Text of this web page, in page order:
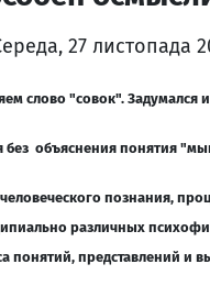
27 листопада
слово "совок". Задумался и
без объяснения понятия
познания,
различных
понятий, представлений и